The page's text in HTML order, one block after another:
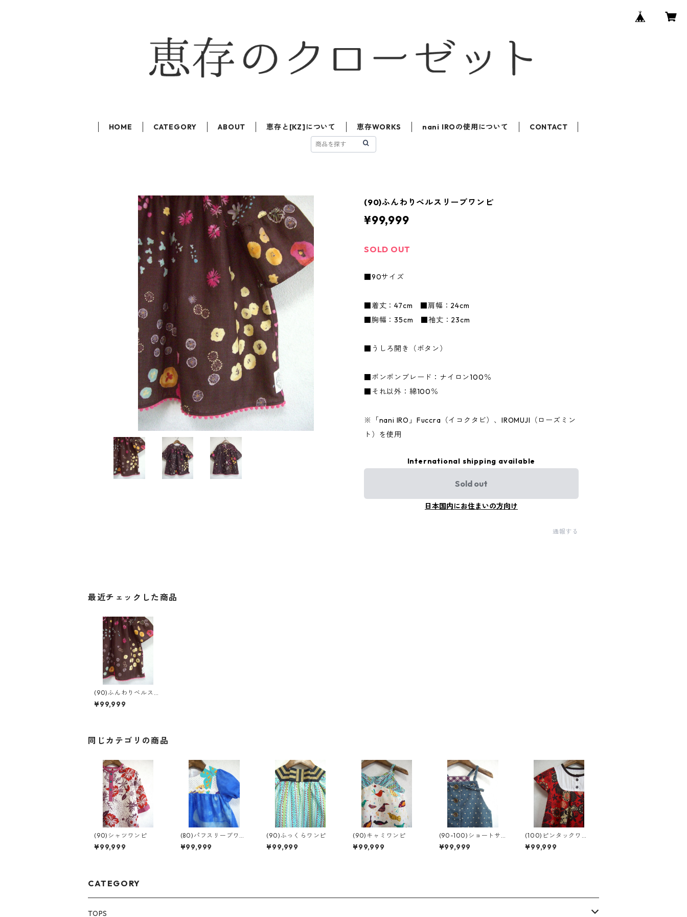
HOME CATEGORY ABOUT 恵存と[KZ]について 恵存WORKS nani IROの使用について CONTACT
(90)ふんわりベルスリーブワンピ
¥99,999
SOLD OUT
■90サイズ
■着丈：47cm ■肩幅：24cm
■胸幅：35cm ■袖丈：23cm
■うしろ開き（ボタン）
■ボンボンブレード：ナイロン100％
■それ以外：綿100％
※「nani IRO」Fuccra（イコクタビ）、IROMUJI（ローズミン
ト）を使用
International shipping available
Sold out
日本国内にお住まいの方向け
通報する
最近チェックした商品
(90)ふんわりベルスリ
ーブワンピ
¥99,999
同じカテゴリの商品
(90)シャツワンピ
¥99,999
(80)パフスリーブワン
ピ
¥99,999
(90)ふっくらワンピ
¥99,999
(90)キャミワンピ
¥99,999
(90-100)ショートサ
ロペット
¥99,999
(100)ピンタックワン
ピ
¥99,999
CATEGORY
TOPS